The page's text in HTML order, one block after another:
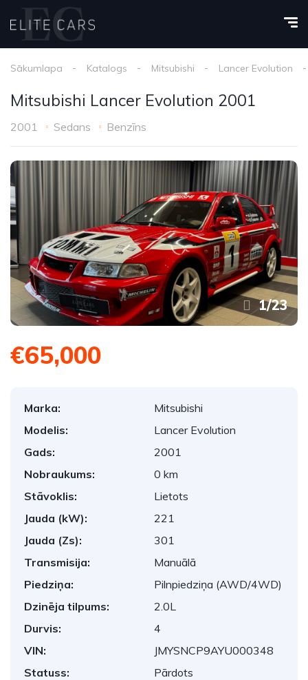
Sākumlapa Katalogs Mitsubishi Lancer Evolution
Mitsubishi Lancer Evolution 2001
2001 Sedans Benzīns
1/23
€65,000
Marka:
Mitsubishi
Modelis:
Lancer Evolution
Gads:
2001
Nobraukums:
0 km
Stāvoklis:
Lietots
Jauda (kW):
221
Jauda (Zs):
301
Transmisija:
Manuālā
Piedziņa:
Pilnpiedziņa (AWD/4WD)
Dzinēja tilpums:
2.0L
Durvis:
4
VIN:
JMYSNCP9AYU000348
Statuss:
Pārdots